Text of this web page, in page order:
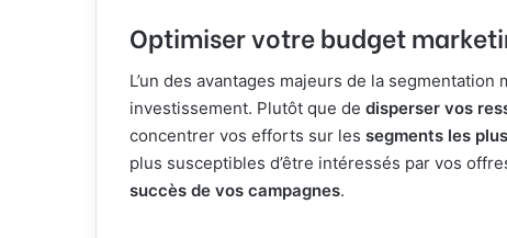
Optimiser votre budget
L’un des avantages majeurs de la
investissement. Plutôt que de disperser vos
concentrer vos efforts sur les segments les
plus susceptibles d’être intéressés par vos
succès de vos campagnes.